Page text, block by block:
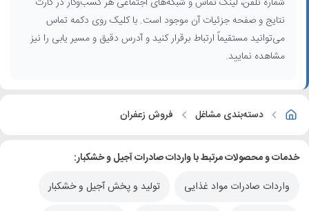
نتایج و صفحه جزئیات آن موجود است. با کلیک روی دکمه تماس
می‌توانید مستقیماً ارتباط برقرار کنید و آدرس دقیق و مسیر یابی را نیز
مشاهده نمایید.
دسته‌بندی مشاغل فروش زعفران
خدمات و محصولات مرتبط با واردات صادرات آجیل و خشکبار:
واردات صادرات مواد غذایی
تولید و پخش آجیل و خشکبار